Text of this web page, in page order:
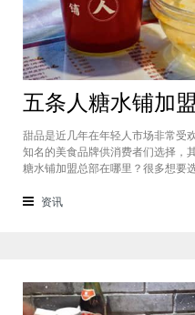
甜品是近几年在年轻人市场非常受
知名的美食品牌供消费者们选择，
糖水铺加盟总部在哪里？很多想要
门进行考察，带大家了解五条人糖
资讯